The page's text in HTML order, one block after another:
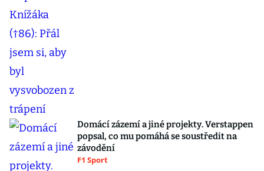
Domácí zázemí a jiné projekty. Verstappen
popsal, co mu pomáhá se soustředit na
závodění
F1 Sport